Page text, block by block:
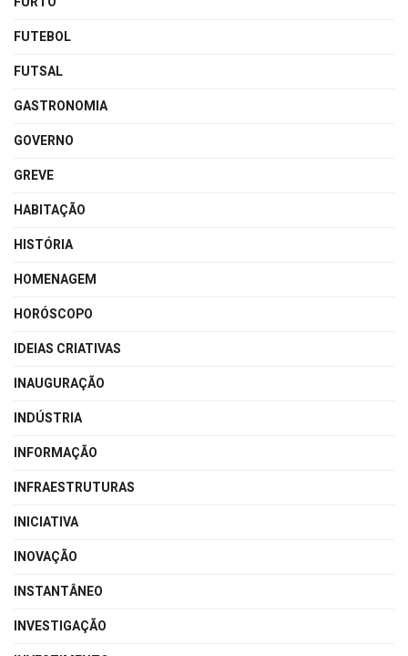
FUTEBOL
FUTSAL
GASTRONOMIA
GOVERNO
GREVE
HABITAÇÃO
HISTÓRIA
HOMENAGEM
HORÓSCOPO
IDEIAS CRIATIVAS
INAUGURAÇÃO
INDÚSTRIA
INFORMAÇÃO
INFRAESTRUTURAS
INICIATIVA
INOVAÇÃO
INSTANTÂNEO
INVESTIGAÇÃO